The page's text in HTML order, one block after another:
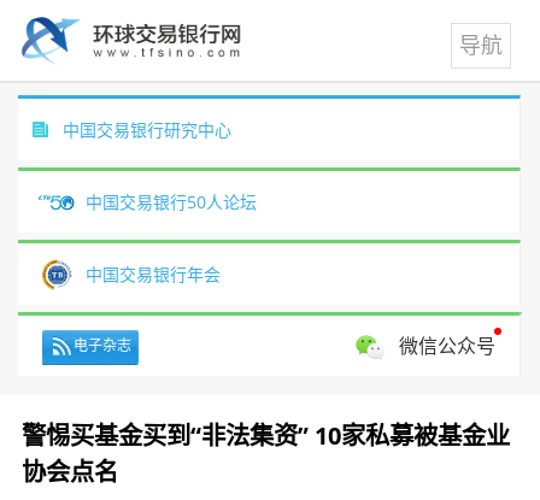
中国交易银行研究中心
中国交易银行50人论坛
中国交易银行年会
微信公众号
电子杂志
警惕买基金买到“非法集资” 10家私募被基金业
协会点名